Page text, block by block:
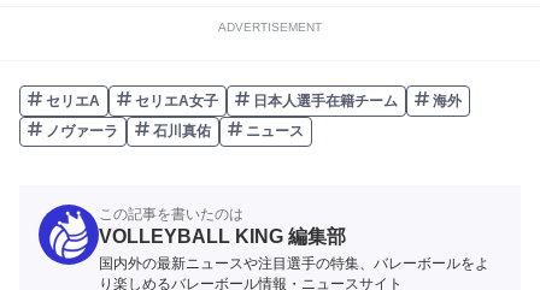
ADVERTISEMENT
セリエA セリエA女子 日本人選手在籍チーム
海外
ノヴァーラ
石川真佑 ニュース
この記事を書いたのは
VOLLEYBALL KING 編集部
国内外の最新ニュースや注目選手の特集、バレーボールをよ
り楽しめるバレーボール情報・ニュースサイト